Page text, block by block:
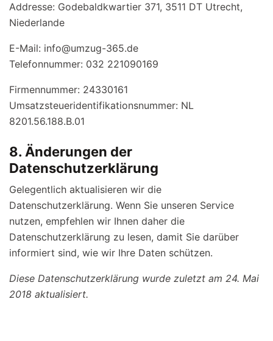
Addresse: Godebaldkwartier 371, 3511 DT Utrecht,
Niederlande
E-Mail: info@umzug-365.de
Telefonnummer: 032 221090169
Firmennummer: 24330161
Umsatzsteueridentifikationsnummer: NL
8201.56.188.B.01
8. Änderungen der
Datenschutzerklärung
Gelegentlich aktualisieren wir die
Datenschutzerklärung. Wenn Sie unseren Service
nutzen, empfehlen wir Ihnen daher die
Datenschutzerklärung zu lesen, damit Sie darüber
informiert sind, wie wir Ihre Daten schützen.
Diese Datenschutzerklärung wurde zuletzt am 24. Mai
2018 aktualisiert.